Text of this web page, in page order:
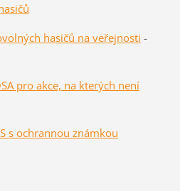
hasičů na veřejnosti -
pro akce, na kterých není
s ochrannou známkou